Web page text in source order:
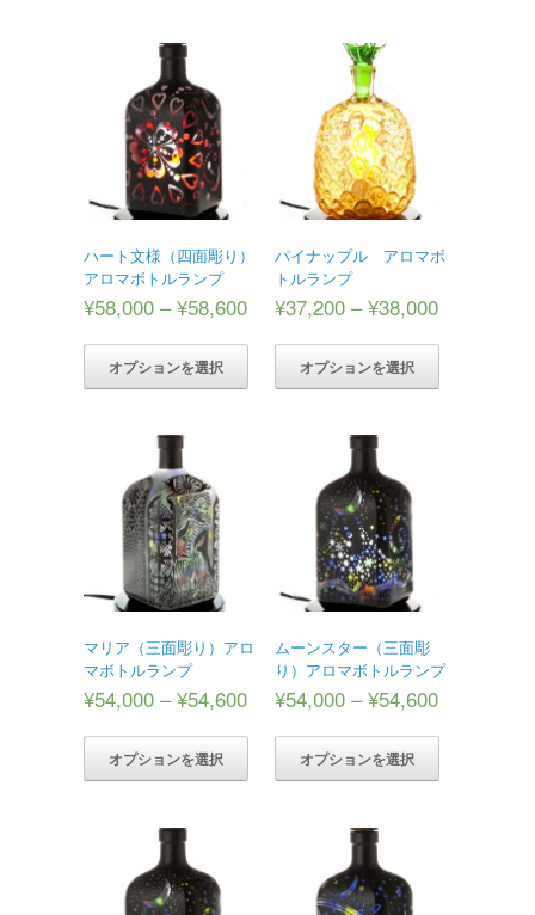
ハート文様（四面彫り）
アロマボトルランプ
¥58,000 –¥58,600
オプションを選択
パイナップル アロマボ
トルランプ
¥37,200 –¥38,000
オプションを選択
マリア（三面彫り）アロ
マボトルランプ
¥54,000 –¥54,600
オプションを選択
ムーンスター（三面彫
り）アロマボトルランプ
¥54,000 –¥54,600
オプションを選択